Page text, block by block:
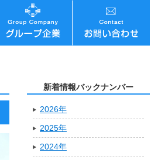
新着情報バックナンバー
2026年
2025年
2024年